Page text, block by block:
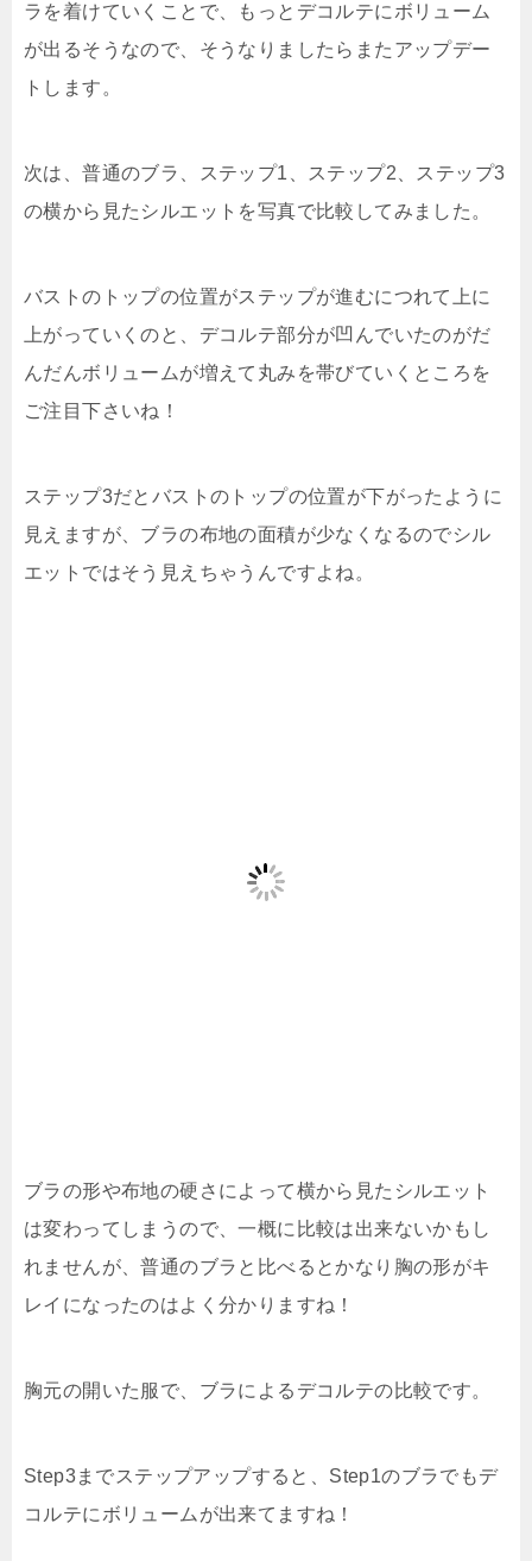
ラを着けていくことで、もっとデコルテにボリューム
が出るそうなので、そうなりましたらまたアップデー
トします。
次は、普通のブラ、ステップ1、ステップ2、ステップ3
の横から見たシルエットを写真で比較してみました。
バストのトップの位置がステップが進むにつれて上に
上がっていくのと、デコルテ部分が凹んでいたのがだ
んだんボリュームが増えて丸みを帯びていくところを
ご注目下さいね！
ステップ3だとバストのトップの位置が下がったように
見えますが、ブラの布地の面積が少なくなるのでシル
エットではそう見えちゃうんですよね。
ブラの形や布地の硬さによって横から見たシルエット
は変わってしまうので、一概に比較は出来ないかもし
れませんが、普通のブラと比べるとかなり胸の形がキ
レイになったのはよく分かりますね！
胸元の開いた服で、ブラによるデコルテの比較です。
Step3までステップアップすると、Step1のブラでもデ
コルテにボリュームが出来てますね！